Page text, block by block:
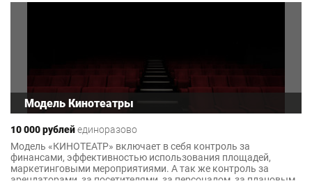
Модель Кинотеатры
10 000 рублейединоразово
Модель «КИНОТЕАТР» включает в себя контроль за
финансами, эффективностью использования площадей,
маркетинговыми мероприятиями. А так же контроль за
арендаторами, за посетителями, за персоналом, за плановым